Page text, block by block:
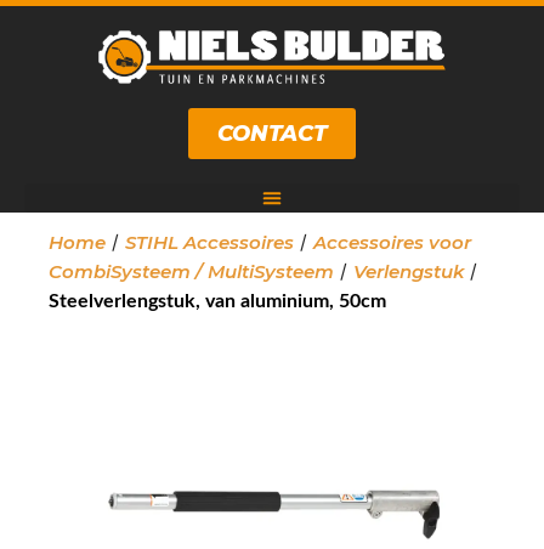
CONTACT
Home / STIHL Accessoires / Accessoires voor
CombiSysteem / MultiSysteem / Verlengstuk/
Steelverlengstuk, van aluminium, 50cm